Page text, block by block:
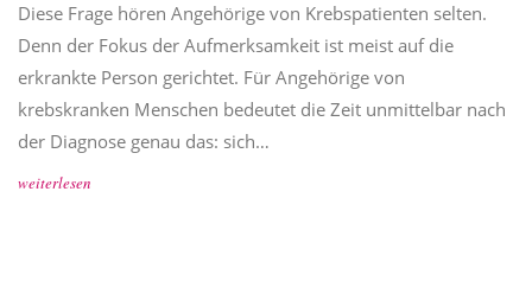
Diese Frage hören Angehörige von Krebspatienten selten.
Denn der Fokus der Aufmerksamkeit ist meist auf die
erkrankte Person gerichtet. Für Angehörige von
krebskranken Menschen bedeutet die Zeit unmittelbar nach
der Diagnose genau das: sich…
weiterlesen